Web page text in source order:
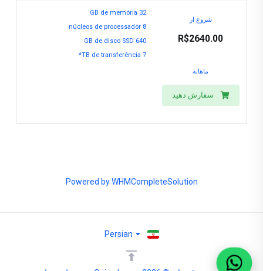
32 GB de memória
8 núcleos de processador
640 GB de disco SSD
7 TB de transferência*
شروع از
R$2640.00
ماهانه
سفارش دهید
Powered byWHMCompleteSolution
Persian